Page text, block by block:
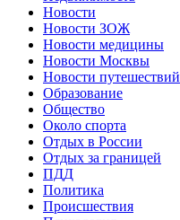
Новости
Новости ЗОЖ
Новости медицины
Новости Москвы
Новости путешествий
Образование
Общество
Около спорта
Отдых в России
Отдых за границей
ПДД
Политика
Происшествия